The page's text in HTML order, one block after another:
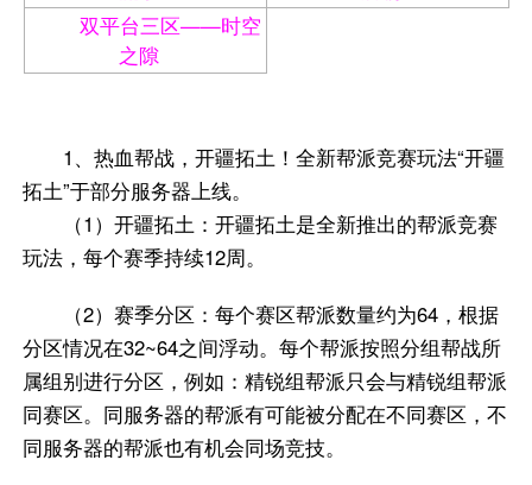
双平台三区——时空
之隙
1、热血帮战，开疆拓土！全新帮派竞赛玩法“开疆
拓土”于部分服务器上线。
（1）开疆拓土：开疆拓土是全新推出的帮派竞赛
玩法，每个赛季持续12周。
（2）赛季分区：每个赛区帮派数量约为64，根据
分区情况在32~64之间浮动。每个帮派按照分组帮战所
属组别进行分区，例如：精锐组帮派只会与精锐组帮派
同赛区。同服务器的帮派有可能被分配在不同赛区，不
同服务器的帮派也有机会同场竞技。